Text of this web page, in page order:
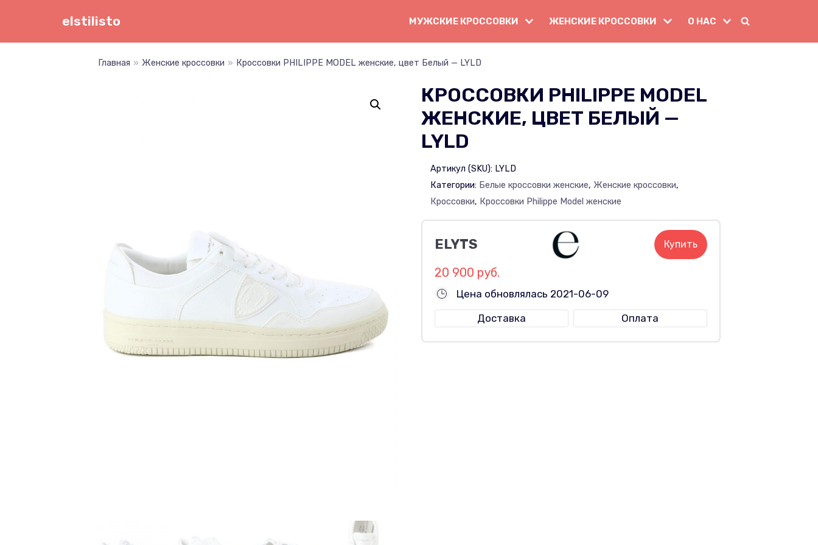
elstilisto МУЖСКИЕ КРОССОВКИ ЖЕНСКИЕ КРОССОВКИ О НАС
Главная » Женские кроссовки » Кроссовки PHILIPPE MODEL женские, цвет Белый — LYLD
КРОССОВКИ PHILIPPE MODEL
ЖЕНСКИЕ, ЦВЕТ БЕЛЫЙ —
LYLD
Артикул (SKU): LYLD
Категории: Белые кроссовки женские, Женские кроссовки,
Кроссовки, Кроссовки Philippe Model женские
ELYTS Купить
20 900 руб.
Цена обновлялась 2021-06-09
Доставка
Оплата